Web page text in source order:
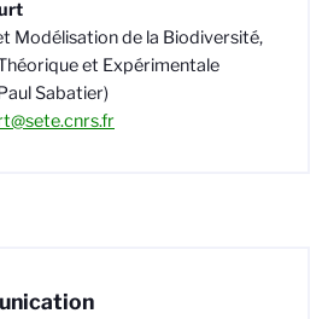
Modélisation de la Biodiversité,
et Expérimentale
Sabatier)